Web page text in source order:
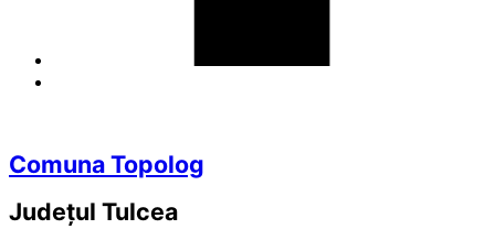
Comuna Topolog
Județul Tulcea